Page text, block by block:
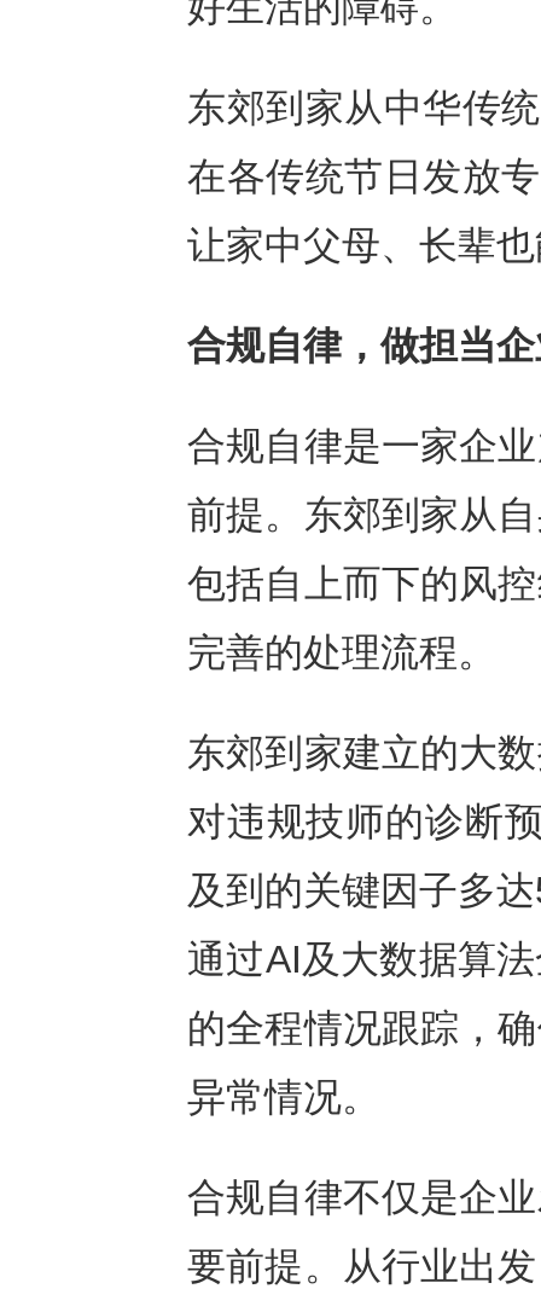
东郊到家从中华传
在各传统节日发放
让家中父母、长辈
合规自律，做担当
合规自律是一家企
前提。东郊到家从
包括自上而下的风
完善的处理流程。
东郊到家建立的大
对违规技师的诊断
及到的关键因子多
通过AI及大数据算
的全程情况跟踪，
异常情况。
合规自律不仅是企
要前提。从行业出